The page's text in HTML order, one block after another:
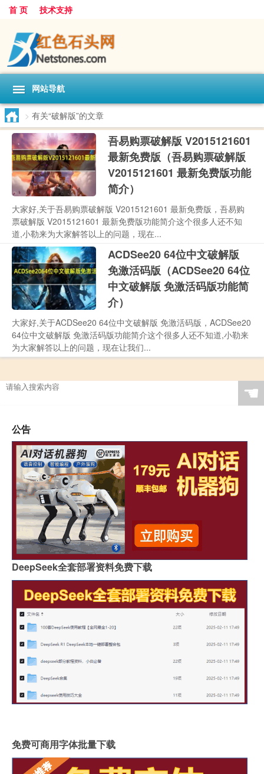
首 页 技术支持
网站导航
> 有关“破解版”的文章
吾易购票破解版 V2015121601
最新免费版（吾易购票破解版
V2015121601 最新免费版功能
简介）
大家好,关于吾易购票破解版 V2015121601 最新免费版，吾易购
票破解版 V2015121601 最新免费版功能简介这个很多人还不知
道,小勒来为大家解答以上的问题，现在...
ACDSee20 64位中文破解版
免激活码版（ACDSee20 64位
中文破解版 免激活码版功能简
介）
大家好,关于ACDSee20 64位中文破解版 免激活码版，ACDSee20
64位中文破解版 免激活码版功能简介这个很多人还不知道,小勒来
为大家解答以上的问题，现在让我们...
☚
公告
DeepSeek全套部署资料免费下载
免费可商用字体批量下载